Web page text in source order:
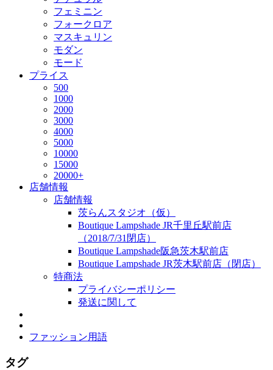
フェミニン
フォークロア
マスキュリン
モダン
モード
プライス
500
1000
2000
3000
4000
5000
10000
15000
20000+
店舗情報
店舗情報
茨らんスタジオ（仮）
Boutique Lampshade JR千里丘駅前店
（2018/7/31閉店）
Boutique Lampshade阪急茨木駅前店
Boutique Lampshade JR茨木駅前店（閉店）
特商法
プライバシーポリシー
発送に関して
ファッション用語
タグ